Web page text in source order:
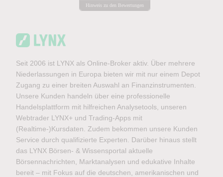
Hinweis zu den Bewertungen
Seit 2006 ist LYNX als Online-Broker aktiv. Über mehrere
Niederlassungen in Europa bieten wir mit nur einem Depot
Zugang zu einer breiten Auswahl an Finanzinstrumenten.
Unsere Kunden handeln über eine professionelle
Handelsplattform mit hilfreichen Analysetools, unseren
Webtrader LYNX+ und Trading-Apps mit
(Realtime-)Kursdaten. Zudem bekommen unsere Kunden
Service durch qualifizierte Experten. Darüber hinaus stellt
das LYNX Börsen- & Wissensportal aktuelle
Börsennachrichten, Marktanalysen und edukative Inhalte
bereit – mit Fokus auf die deutschen, amerikanischen und